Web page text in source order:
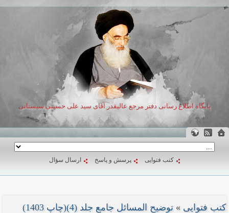
پایگاه اطلاع رسانی دفتر مرجع عالیقدر آقای سید علی حسینی سیستانی
کتب فتوایی پرسش و پاسخ ارسال سؤال
کتب فتوایی » توضیح المسائل جامع جلد (4)(چاپ 1403)